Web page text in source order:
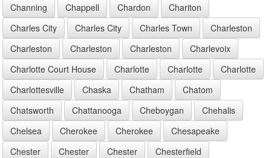
Channing
Chappell Chardon
Chariton
Charles City
Charles City Charles Town
Charleston
Charleston
Charleston Charleston
Charlevoix
Charlotte Court House
Charlotte Charlotte
Charlotte
Charlottesville
Chaska Chatham
Chatom
Chatsworth
Chattanooga Cheboygan
Chehalis
Chelsea
Cherokee Cherokee
Chesapeake
Chester
Chester Chester
Chesterfield